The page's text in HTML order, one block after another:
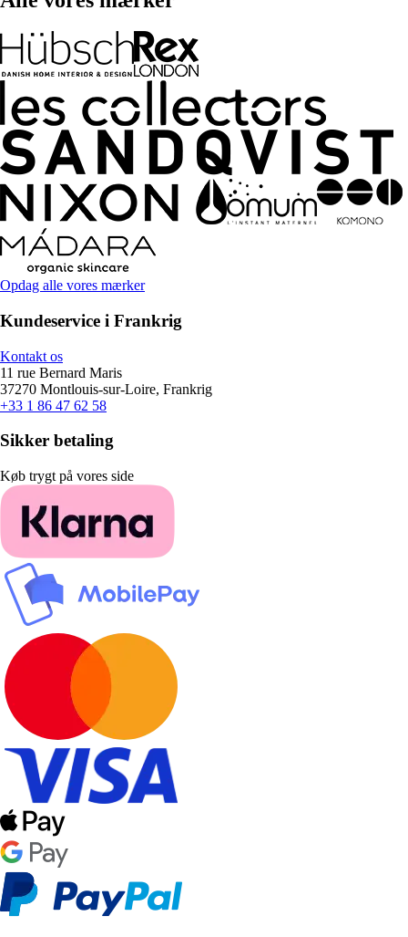
Opdag alle vores mærker
Kundeservice i Frankrig
Kontakt os
11 rue Bernard Maris
37270 Montlouis-sur-Loire, Frankrig
+33 1 86 47 62 58
Sikker betaling
Køb trygt på vores side